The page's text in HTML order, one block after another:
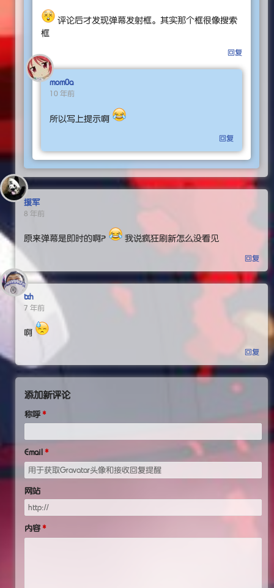
评论后才发现弹幕发射框。其实那个框很像搜索
框
回复
mom0a
10 年前
所以写上提示啊
回复
援军
8 年前
原来弹幕是即时的啊？ 我说疯狂刷新怎么没看见
回复
txh
7 年前
啊
回复
添加新评论
称呼
Email
网站
内容